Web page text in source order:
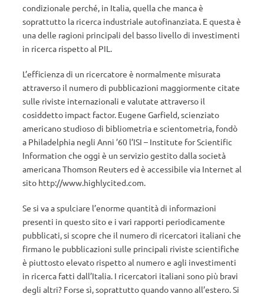
condizionale perché, in Italia, quella che manca è
soprattutto la ricerca industriale autofinanziata. E questa è
una delle ragioni principali del basso livello di investimenti
in ricerca rispetto al PIL.
L’efficienza di un ricercatore è normalmente misurata
attraverso il numero di pubblicazioni maggiormente citate
sulle riviste internazionali e valutate attraverso il
cosiddetto impact factor. Eugene Garfield, scienziato
americano studioso di bibliometria e scientometria, fondò
a Philadelphia negli Anni ’60 l’ISI – Institute for Scientific
Information che oggi è un servizio gestito dalla società
americana Thomson Reuters ed è accessibile via Internet al
sito http://www.highlycited.com.
Se si va a spulciare l’enorme quantità di informazioni
presenti in questo sito e i vari rapporti periodicamente
pubblicati, si scopre che il numero di ricercatori italiani che
firmano le pubblicazioni sulle principali riviste scientifiche
è piuttosto elevato rispetto al numero e agli investimenti
in ricerca fatti dall’Italia. I ricercatori italiani sono più bravi
degli altri? Forse sì, soprattutto quando vanno all’estero. Si